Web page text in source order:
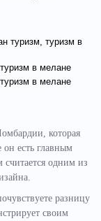
которая
он есть главным
одним из
разницу
своим